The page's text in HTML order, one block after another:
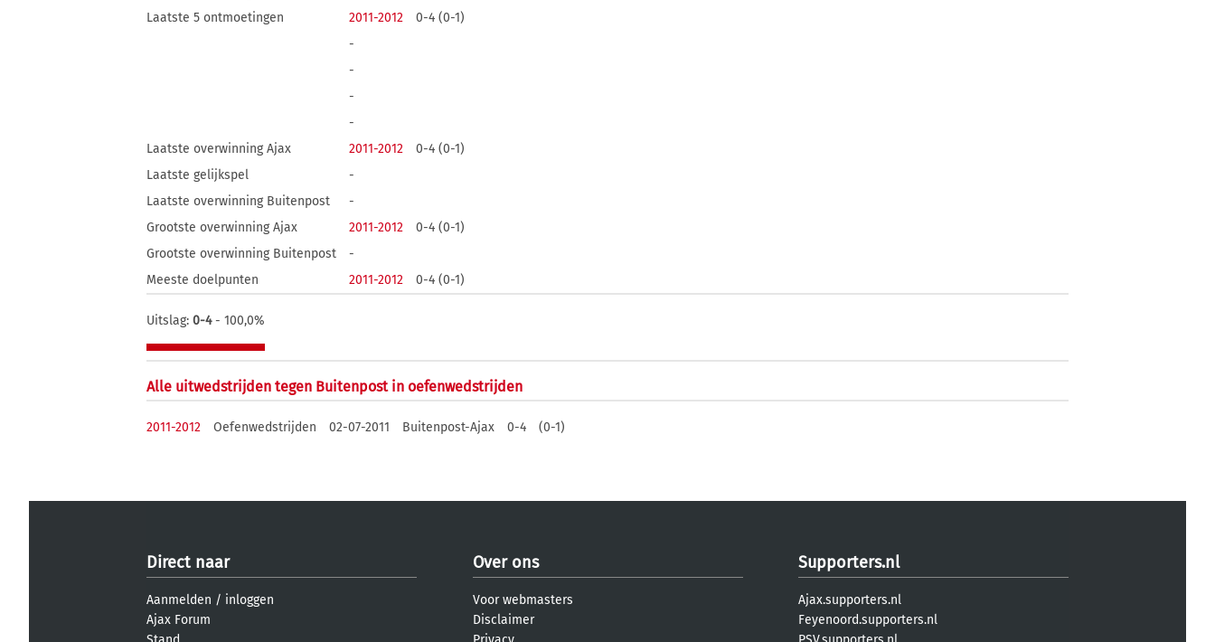
Laatste 5 ontmoetingen
2011-2012
0-4 (0-1)
-
-
-
-
Laatste overwinning Ajax
2011-2012
0-4 (0-1)
Laatste gelijkspel
-
Laatste overwinning Buitenpost
-
Grootste overwinning Ajax
2011-2012
0-4 (0-1)
Grootste overwinning Buitenpost
-
Meeste doelpunten
2011-2012 0-4 (0-1)
Uitslag: 0-4- 100,0%
Alle uitwedstrijden tegen Buitenpost in oefenwedstrijden
2011-2012 Oefenwedstrijden 02-07-2011 Buitenpost-Ajax 0-4 (0-1)
Direct naar
Aanmelden / inloggen
Ajax Forum
Over ons
Voor webmasters
Disclaimer
Supporters.nl
Ajax.supporters.nl
Feyenoord.supporters.nl